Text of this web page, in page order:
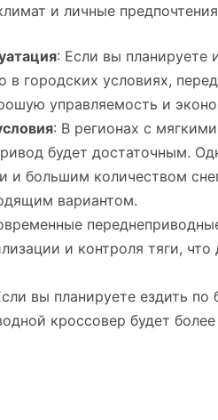
и личные
: Если вы планируете
в городских условиях,
управляемость и
: В регионах с
будет достаточным.
и большим количеством
вариантом.
и контроля тяги,
вы планируете ездить
кроссовер будет